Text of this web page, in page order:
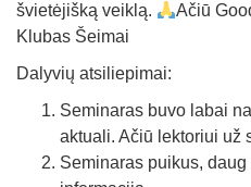
švietėjišką veiklą.
Ačiū
Klubas Šeimai
Dalyvių atsiliepimai:
Seminaras buvo labai
aktuali. Ačiū lektoriui už
Seminaras puikus,